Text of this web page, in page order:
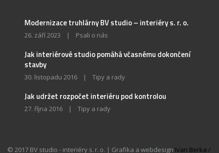
Modernizace truhlárny BV studio – interiéry s. r. o.
26. září 2023 | Psali o nás
Jak interiérové studio pomáhá včasnému dokončení
stavby
30. listopadu 2016 | Tipy a rady
Jak udržet rozpočet interiéru pod kontrolou
27. října 2016 | Tipy a rady
© 2017 BV studio - interiéry s. r. o. | Grafika a webdesign Ivan Berka /